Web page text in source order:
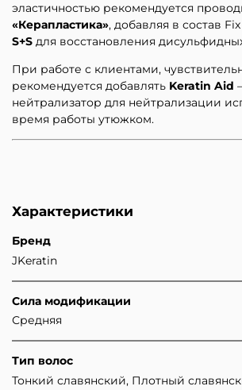
эластичностью рекомендуется
«Керапластика», добавляя в состав
S+S для восстановления
При работе с клиентами,
рекомендуется добавлять Keratin Aid
нейтрализатор для нейтрализации
время работы утюжком.
Характеристики
Бренд
JKeratin
Сила модификации
Средняя
Тип волос
Тонкий славянский, Плотный